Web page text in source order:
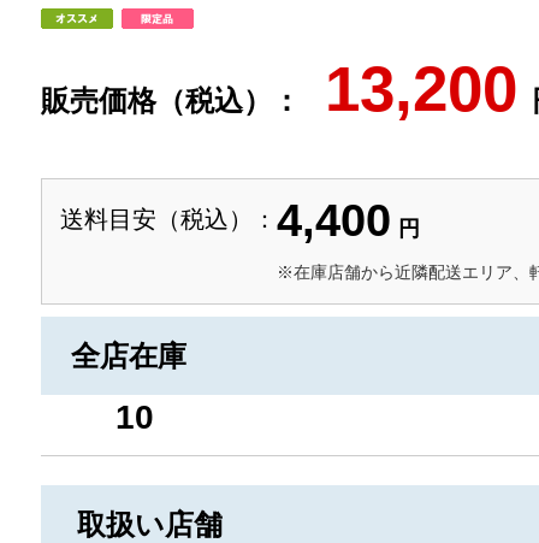
販売価格（税込）： 13,200
送料目安（税込）： 4,400 円
※在庫店舗から近隣配送エリア、
全店在庫
10
取扱い店舗